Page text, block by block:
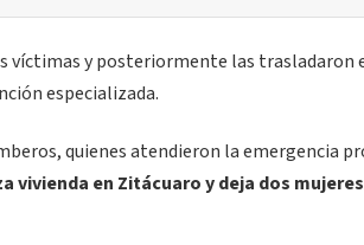
víctimas y posteriormente las trasladaron
especializada.
quienes atendieron la emergencia
vivienda en Zitácuaro y deja dos mujeres